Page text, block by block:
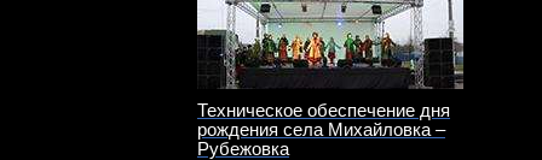
Техническое обеспечение дня
рождения села Михайловка –
Рубежовка